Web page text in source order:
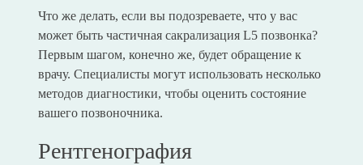
Что же делать, если вы подозреваете, что у вас
может быть частичная сакрализация L5 позвонка?
Первым шагом, конечно же, будет обращение к
врачу. Специалисты могут использовать несколько
методов диагностики, чтобы оценить состояние
вашего позвоночника.
Рентгенография